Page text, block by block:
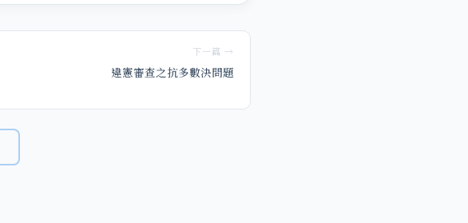
下一篇 →
違憲審查之抗多數決問題